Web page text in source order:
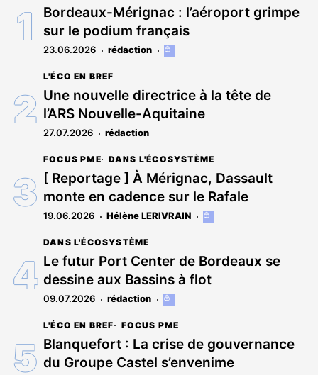
Bordeaux-Mérignac : l’aéroport grimpe
sur le podium français
23.06.2026 rédaction
Cet
réservé
abonnés
L'ÉCO EN BREF
Une nouvelle directrice à la tête de
l’ARS Nouvelle-Aquitaine
27.07.2026 rédaction
FOCUS PME DANS L'ÉCOSYSTÈME
[ Reportage ] À Mérignac, Dassault
monte en cadence sur le Rafale
19.06.2026 Hélène LERIVRAIN
Cet
réservé
abonnés
DANS L'ÉCOSYSTÈME
Le futur Port Center de Bordeaux se
dessine aux Bassins à flot
09.07.2026 rédaction
Cet
est
réservé
abonnés
L'ÉCO EN BREF FOCUS PME
Blanquefort : La crise de gouvernance
du Groupe Castel s’envenime